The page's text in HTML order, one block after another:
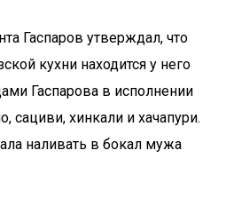
Гаспаров утверждал, что
кухни находится у него
Гаспарова в исполнении
сациви, хинкали и хачапури.
наливать в бокал мужа